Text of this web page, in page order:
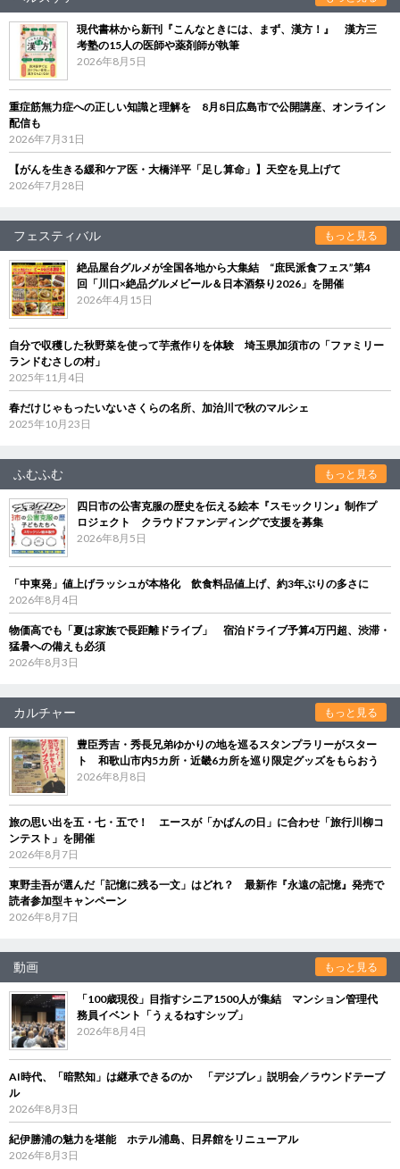
現代書林から新刊『こんなときには、まず、漢方！』 漢方三
考塾の15人の医師や薬剤師が執筆
2026年8月5日
重症筋無力症への正しい知識と理解を 8月8日広島市で公開講座、オンライン
配信も
2026年7月31日
【がんを生きる緩和ケア医・大橋洋平「足し算命」】天空を見上げて
2026年7月28日
フェスティバル もっと見る
絶品屋台グルメが全国各地から大集結 “庶民派食フェス”第4
回「川口×絶品グルメビール＆日本酒祭り2026」を開催
2026年4月15日
自分で収穫した秋野菜を使って芋煮作りを体験 埼玉県加須市の「ファミリー
ランドむさしの村」
2025年11月4日
春だけじゃもったいないさくらの名所、加治川で秋のマルシェ
2025年10月23日
ふむふむ もっと見る
四日市の公害克服の歴史を伝える絵本『スモックリン』制作プ
ロジェクト クラウドファンディングで支援を募集
2026年8月5日
「中東発」値上げラッシュが本格化 飲食料品値上げ、約3年ぶりの多さに
2026年8月4日
物価高でも「夏は家族で長距離ドライブ」 宿泊ドライブ予算4万円超、渋滞・
猛暑への備えも必須
2026年8月3日
カルチャー もっと見る
豊臣秀吉・秀長兄弟ゆかりの地を巡るスタンプラリーがスター
ト 和歌山市内5カ所・近畿6カ所を巡り限定グッズをもらおう
2026年8月8日
旅の思い出を五・七・五で！ エースが「かばんの日」に合わせ「旅行川柳コ
ンテスト」を開催
2026年8月7日
東野圭吾が選んだ「記憶に残る一文」はどれ？ 最新作『永遠の記憶』発売で
読者参加型キャンペーン
2026年8月7日
動画 もっと見る
「100歳現役」目指すシニア1500人が集結 マンション管理代
務員イベント「うぇるねすシップ」
2026年8月4日
AI時代、「暗黙知」は継承できるのか 「デジブレ」説明会／ラウンドテーブ
ル
2026年8月3日
紀伊勝浦の魅力を堪能 ホテル浦島、日昇館をリニューアル
2026年8月3日